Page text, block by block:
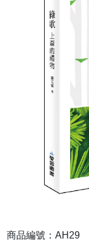
商品編號：AH29